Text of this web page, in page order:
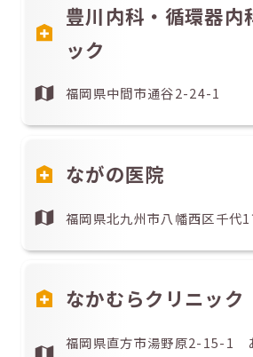
豊川内科・循環器内
ック
福岡県中間市通谷2-24-1
ながの医院
福岡県北九州市八幡西区千代
なかむらクリニック
福岡県直方市湯野原2-15-1